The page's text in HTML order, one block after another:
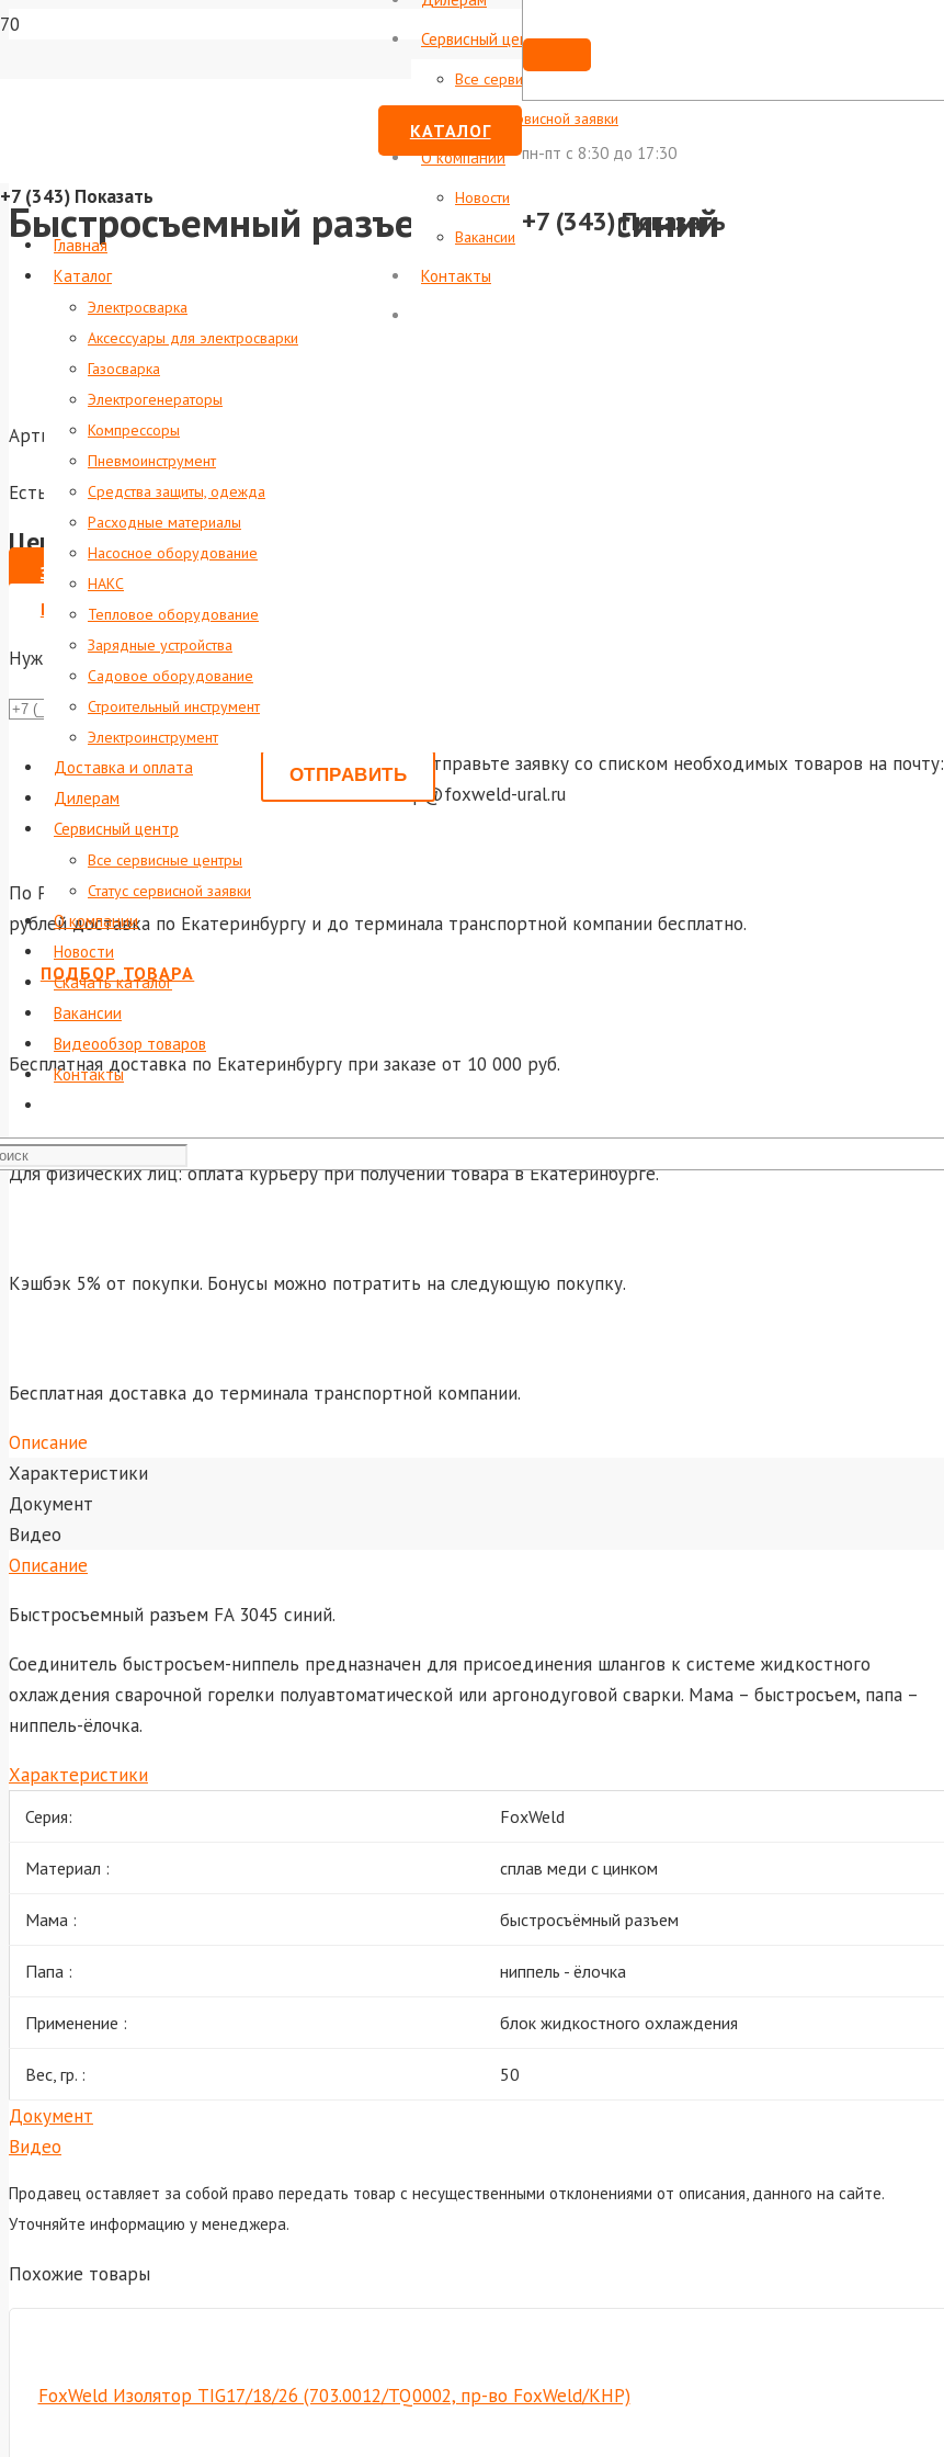
Сервисный центр
Все сервисные центры
Статус сервисной заявки
О компании
Новости
Вакансии
Контакты
КАТАЛОГ
пн-пт c 8:30 до 17:30
+7 (343)Показать
+7 (343) Показать
Главная
Каталог
Электросварка
Аксессуары для электросварки
Газосварка
Электрогенераторы
Компрессоры
Пневмоинструмент
Средства защиты, одежда
Расходные материалы
Насосное оборудование
НАКС
Тепловое оборудование
Зарядные устройства
Садовое оборудование
Строительный инструмент
Электроинструмент
Доставка и оплата
Дилерам
Сервисный центр
Все сервисные центры
Статус сервисной заявки
О компании
Новости
Скачать каталог
Вакансии
Видеообзор товаров
Контакты
Быстросъемный разъем FA-3045 синий
Артикул: foxweld-7041
Есть в наличии
Цена по запросу
ЗАКАЗАТЬ
ВЫПИСАТЬ СЧЕТ НА ЮР. ЛИЦО
Нужна консультация?
Или отправьте заявку со списком необходимых товаров на почту:
shop@foxweld-ural.ru
По России и ближнему зарубежью осуществляется доставка транспортной компанией. При заказе от 10000
рублей доставка по Екатеринбургу и до терминала транспортной компании бесплатно.
ПОДБОР ТОВАРА
Бесплатная доставка по Екатеринбургу при заказе от 10 000 руб.
Для физических лиц: оплата курьеру при получении товара в Екатеринбурге.
Кэшбэк 5% от покупки. Бонусы можно потратить на следующую покупку.
Бесплатная доставка до терминала транспортной компании.
Описание
Характеристики
Документ
Видео
Описание
Быстросъемный разъем FA 3045 синий.
Соединитель быстросъем-ниппель предназначен для присоединения шлангов к системе жидкостного
охлаждения сварочной горелки полуавтоматической или аргонодуговой сварки. Мама – быстросъем, папа –
ниппель-ёлочка.
Характеристики
Серия: FoxWeld
Материал : сплав меди с цинком
Мама : быстросъёмный разъем
Папа : ниппель - ёлочка
Применение : блок жидкостного охлаждения
Вес, гр. : 50
Документ
Видео
Продавец оставляет за собой право передать товар с несущественными отклонениями от описания, данного на сайте.
Уточняйте информацию у менеджера.
Похожие товары
FoxWeld Изолятор TIG17/18/26 (703.0012/TQ0002, пр-во FoxWeld/КНР)